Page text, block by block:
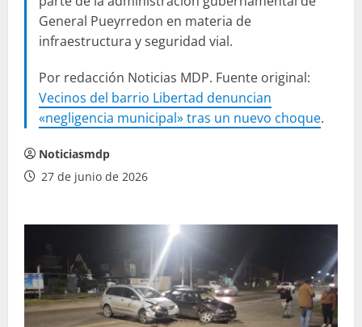
General Pueyrredon en materia de
infraestructura y seguridad vial.
Por redacción Noticias MDP. Fuente original:
Vecinos del barrio Libertad denuncian
«negligencia municipal» tras un nuevo choque.
Noticiasmdp
27 de junio de 2026